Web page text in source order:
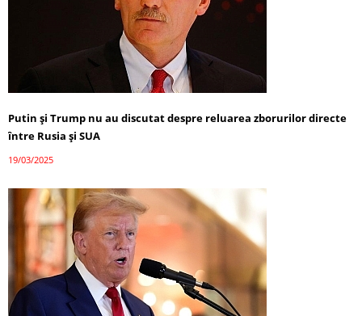
Putin și Trump nu au discutat despre reluarea zborurilor directe
între Rusia și SUA
19/03/2025